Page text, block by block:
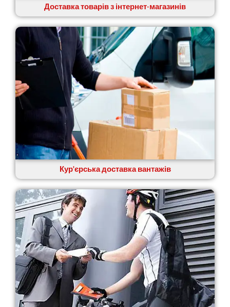
Доставка товарів з інтернет-магазинів
Кур'єрська доставка вантажів